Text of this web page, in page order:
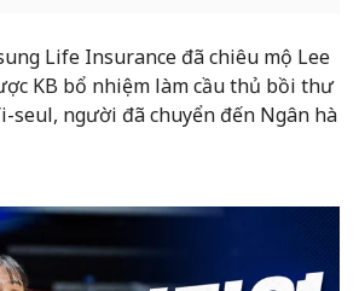
Life Insurance đã chiêu mộ Lee
KB bổ nhiệm làm cầu thủ bồi thư
seul, người đã chuyển đến Ngân hà